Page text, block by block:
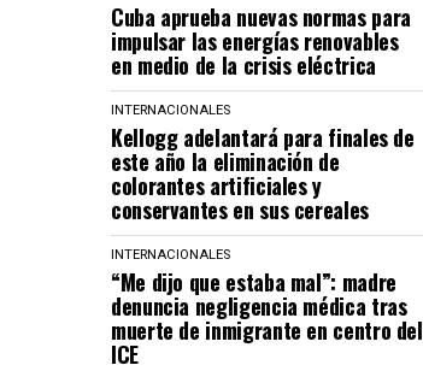
Cuba aprueba nuevas normas para
impulsar las energías renovables
en medio de la crisis eléctrica
INTERNACIONALES
Kellogg adelantará para finales de
este año la eliminación de
colorantes artificiales y
conservantes en sus cereales
INTERNACIONALES
“Me dijo que estaba mal”: madre
denuncia negligencia médica tras
muerte de inmigrante en centro del
ICE